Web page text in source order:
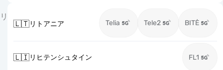
リ
🇱🇹リトアニア Telia Tele2 BITĖ
🇱🇮リヒテンシュタイン FL1